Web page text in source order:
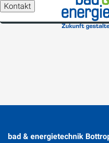
Kontakt
bad & energietechnik